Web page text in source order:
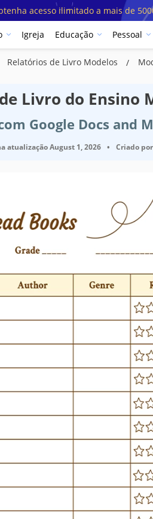
acesso ilimitado a mais de
Igreja Educação Pessoal
Relatórios de Livro Modelos
Livro do Ensino
Google Docs and
atualizaçãoAugust 1, 2026 • Criado por